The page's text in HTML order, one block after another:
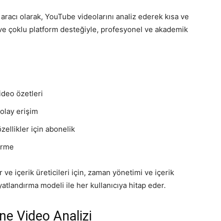
olarak, YouTube videolarını analiz ederek kısa ve
çoklu platform desteğiyle, profesyonel ve akademik
özetleri
erişim
için abonelik
içerik üreticileri için, zaman yönetimi ve içerik
modeli ile her kullanıcıya hitap eder.
Video Analizi